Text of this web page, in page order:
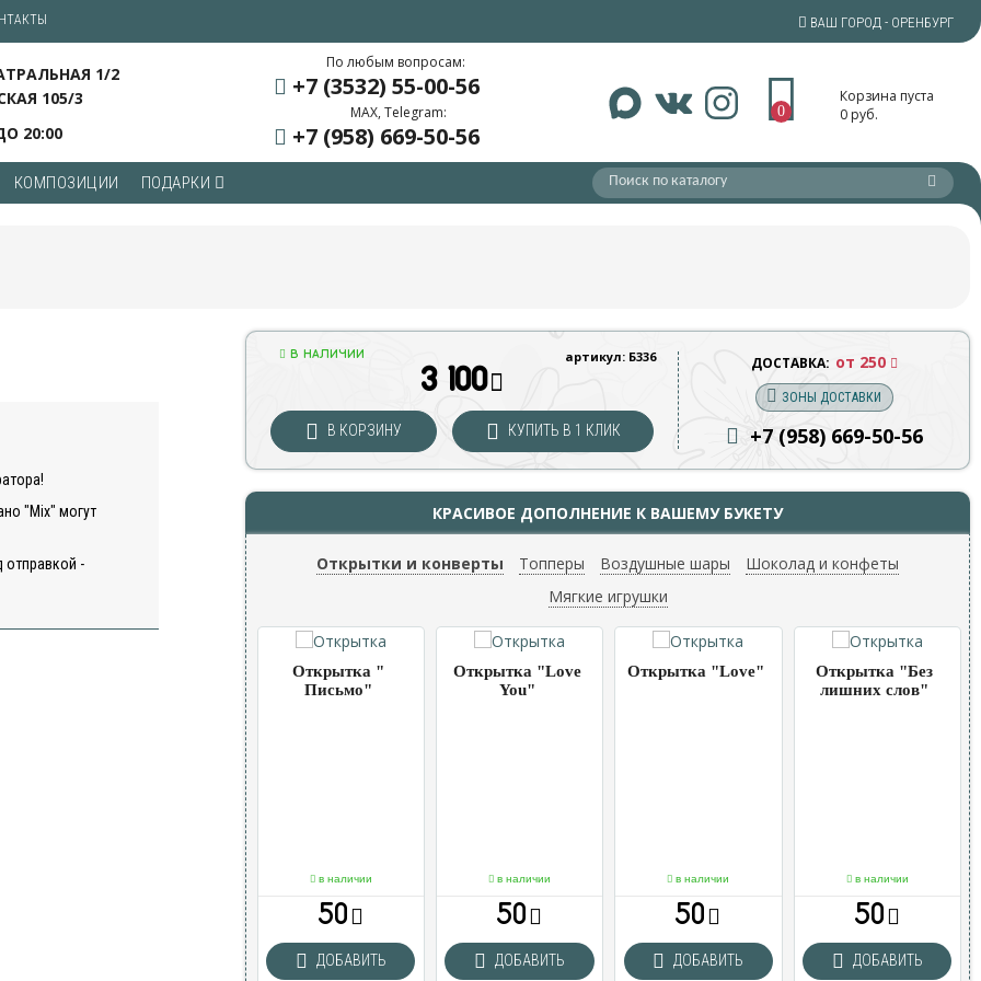
ВАШ ГОРОД - ОРЕНБУРГ
1/2
105/3
20:00
По любым вопросам:
+7 (3532) 55-00-56
MAX, Telegram:
+7 (958) 669-50-56
0
Корзина пуста
0 руб.
КОМПОЗИЦИИ ПОДАРКИ
"Mix" могут
отправкой -
артикул: Б336
В НАЛИЧИИ
3 100
В КОРЗИНУ КУПИТЬ В 1 КЛИК
ДОСТАВКА: от 250
ЗОНЫ ДОСТАВКИ
+7 (958) 669-50-56
КРАСИВОЕ ДОПОЛНЕНИЕ К ВАШЕМУ БУКЕТУ
Открытки и конверты Топперы Воздушные шары
Шоколад и конфеты
Мягкие игрушки
Открытка "
Письмо"
в наличии
50
ДОБАВИТЬ
Открытка "Love
You"
в наличии
50
ДОБАВИТЬ
Открытка "Love"
в наличии
50
ДОБАВИТЬ
Открытка "Без
лишних слов"
в наличии
50
ДОБАВИТЬ